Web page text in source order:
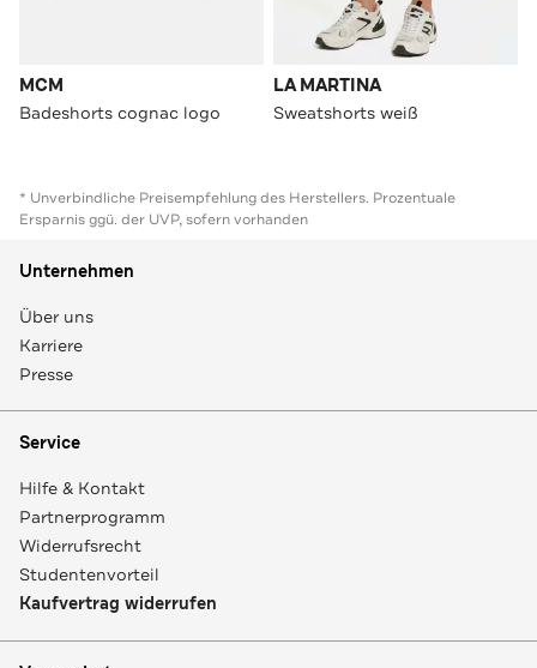
MCM
Badeshorts cognac logo
LA MARTINA
Sweatshorts weiß
* Unverbindliche Preisempfehlung des Herstellers. Prozentuale
Ersparnis ggü. der UVP, sofern vorhanden
Unternehmen
Über uns
Karriere
Presse
Service
Hilfe & Kontakt
Partnerprogramm
Widerrufsrecht
Studentenvorteil
Kaufvertrag widerrufen